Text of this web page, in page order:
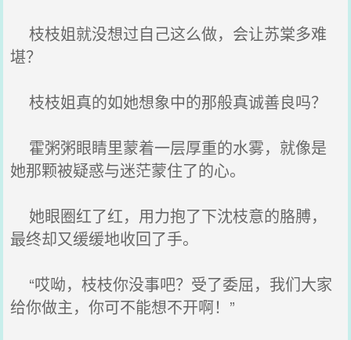
枝枝姐就没想过自己这么做，会让苏棠多难
堪？
枝枝姐真的如她想象中的那般真诚善良吗？
霍粥粥眼睛里蒙着一层厚重的水雾，就像是
她那颗被疑惑与迷茫蒙住了的心。
她眼圈红了红，用力抱了下沈枝意的胳膊，
最终却又缓缓地收回了手。
“哎呦，枝枝你没事吧？受了委屈，我们大家
给你做主，你可不能想不开啊！”